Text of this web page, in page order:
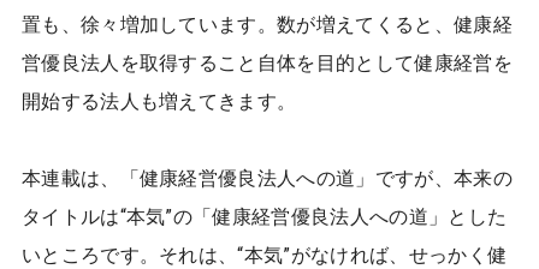
置も、徐々増加しています。数が増えてくると、健康経
営優良法人を取得すること自体を目的として健康経営を
開始する法人も増えてきます。
本連載は、「健康経営優良法人への道」ですが、本来の
タイトルは“本気”の「健康経営優良法人への道」とした
いところです。それは、“本気”がなければ、せっかく健